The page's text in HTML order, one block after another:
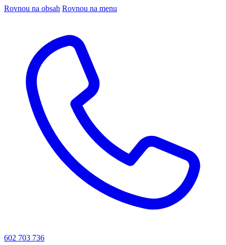
Rovnou na obsah Rovnou na menu
602 703 736